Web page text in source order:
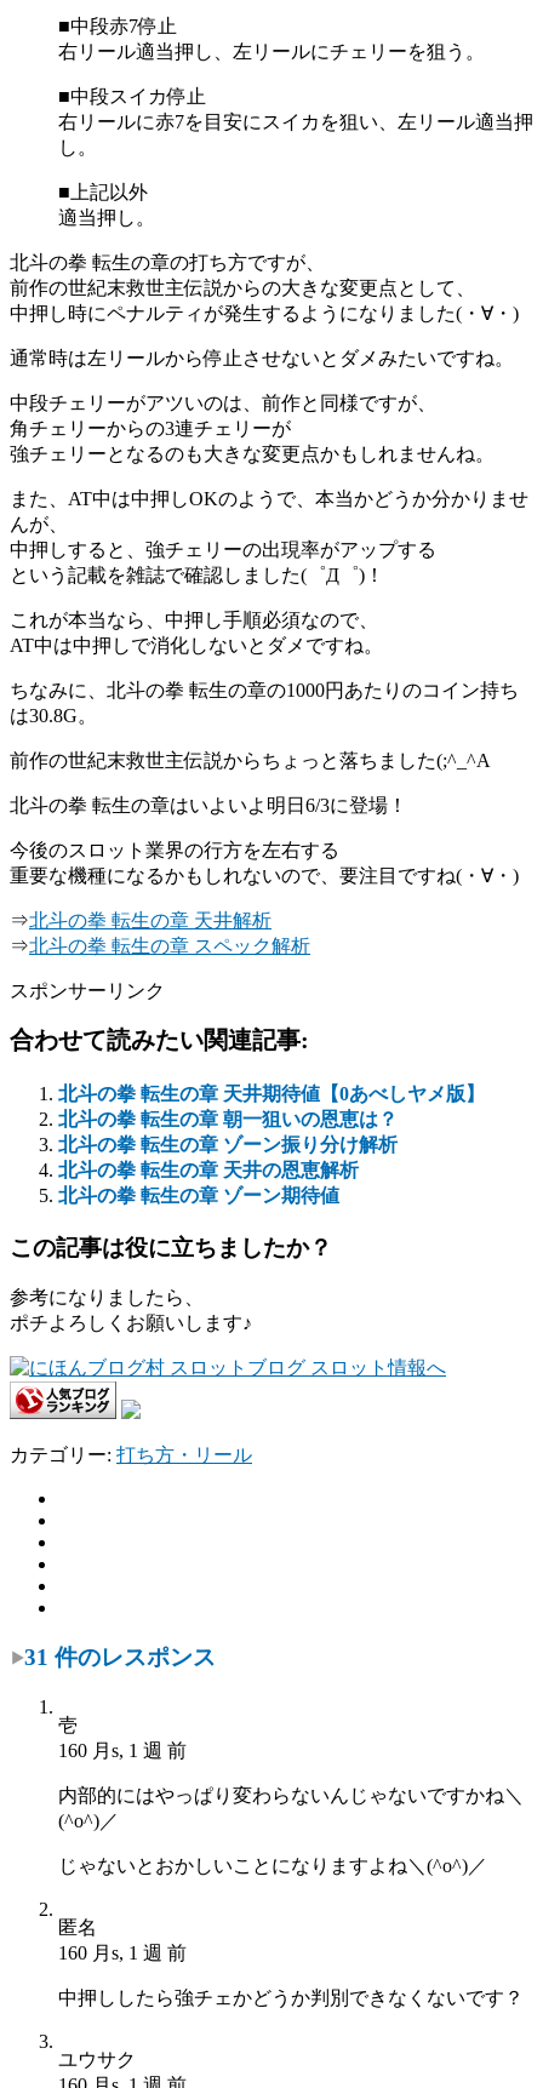
■中段赤7停止
右リール適当押し、左リールにチェリーを狙う。
■中段スイカ停止
右リールに赤7を目安にスイカを狙い、左リール適当押
し。
■上記以外
適当押し。
北斗の拳 転生の章の打ち方ですが、
前作の世紀末救世主伝説からの大きな変更点として、
中押し時にペナルティが発生するようになりました(・∀・)
通常時は左リールから停止させないとダメみたいですね。
中段チェリーがアツいのは、前作と同様ですが、
角チェリーからの3連チェリーが
強チェリーとなるのも大きな変更点かもしれませんね。
また、AT中は中押しOKのようで、本当かどうか分かりませ
んが、
中押しすると、強チェリーの出現率がアップする
という記載を雑誌で確認しました(゜Д゜)！
これが本当なら、中押し手順必須なので、
AT中は中押しで消化しないとダメですね。
ちなみに、北斗の拳 転生の章の1000円あたりのコイン持ち
は30.8G。
前作の世紀末救世主伝説からちょっと落ちました(;^_^A
北斗の拳 転生の章はいよいよ明日6/3に登場！
今後のスロット業界の行方を左右する
重要な機種になるかもしれないので、要注目ですね(・∀・)
⇒北斗の拳 転生の章 天井解析
⇒北斗の拳 転生の章 スペック解析
スポンサーリンク
合わせて読みたい関連記事:
北斗の拳 転生の章 天井期待値【0あべしヤメ版】
北斗の拳 転生の章 朝一狙いの恩恵は？
北斗の拳 転生の章 ゾーン振り分け解析
北斗の拳 転生の章 天井の恩恵解析
北斗の拳 転生の章 ゾーン期待値
この記事は役に立ちましたか？
参考になりましたら、
ポチよろしくお願いします♪
カテゴリー: 打ち方・リール
31 件のレスポンス
壱
160 月s, 1 週 前
内部的にはやっぱり変わらないんじゃないですかね＼
(^o^)／
じゃないとおかしいことになりますよね＼(^o^)／
匿名
160 月s, 1 週 前
中押ししたら強チェかどうか判別できなくないです？
ユウサク